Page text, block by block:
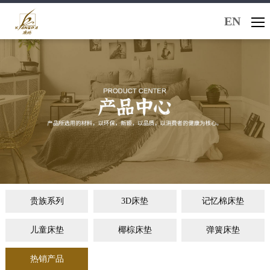
EN
贵族系列 3D床垫 记忆棉床垫
儿童床垫 椰棕床垫 弹簧床垫
热销产品